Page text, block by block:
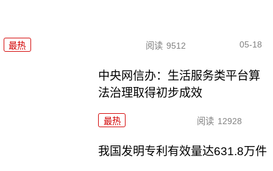
最热 阅读 9512 05-18
中央网信办：生活服务类平台算
法治理取得初步成效
最热 阅读 12928
我国发明专利有效量达631.8万件